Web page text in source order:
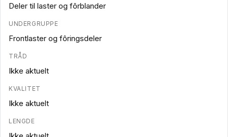
Deler til laster og fôrblander
UNDERGRUPPE
Frontlaster og fôringsdeler
TRÅD
Ikke aktuelt
KVALITET
Ikke aktuelt
LENGDE